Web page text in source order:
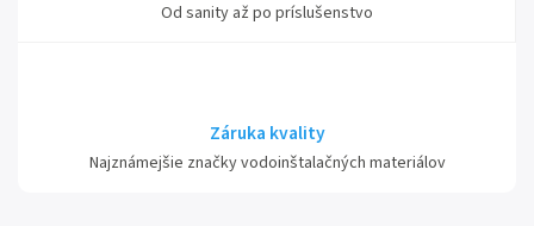
Od sanity až po príslušenstvo
Záruka kvality
Najznámejšie značky vodoinštalačných materiálov